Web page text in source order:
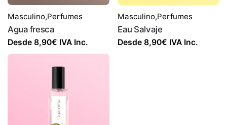
Masculino,Perfumes
Agua fresca
Desde 8,90€ IVA Inc.
Masculino,Perfumes
Eau Salvaje
Desde 8,90€ IVA Inc.